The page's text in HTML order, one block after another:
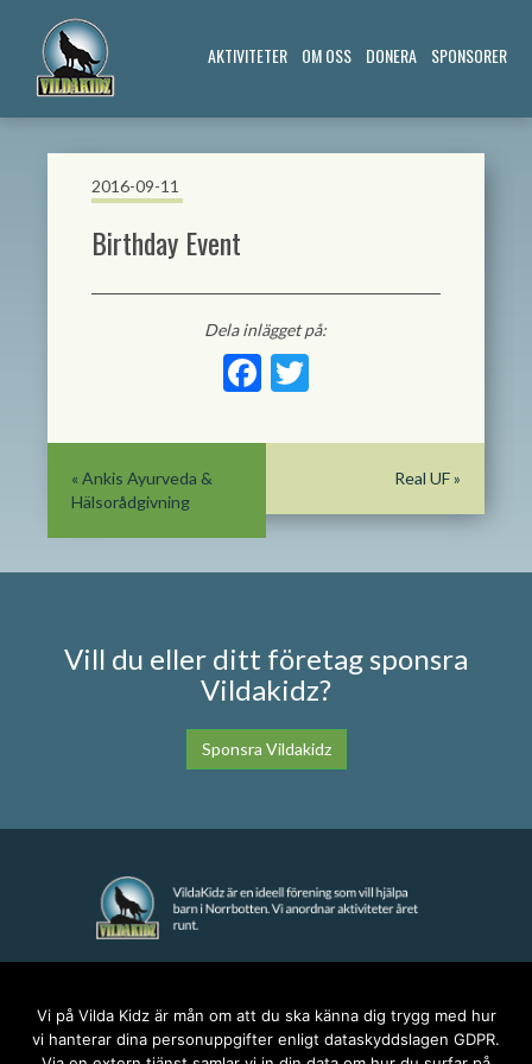
AKTIVITETER OM OSS DONERA SPONSORER
2016-09-11
Birthday Event
Dela inlägget på:
Facebook
Twitter
Real UF»
« Ankis Ayurveda &
Hälsorådgivning
Vill du eller ditt företag sponsra
Vildakidz?
Sponsra Vildakidz
anna@vildakidz.se
Vi på Vilda Kidz är mån om att du ska känna dig trygg med hur
vi hanterar dina personuppgifter enligt dataskyddslagen GDPR.